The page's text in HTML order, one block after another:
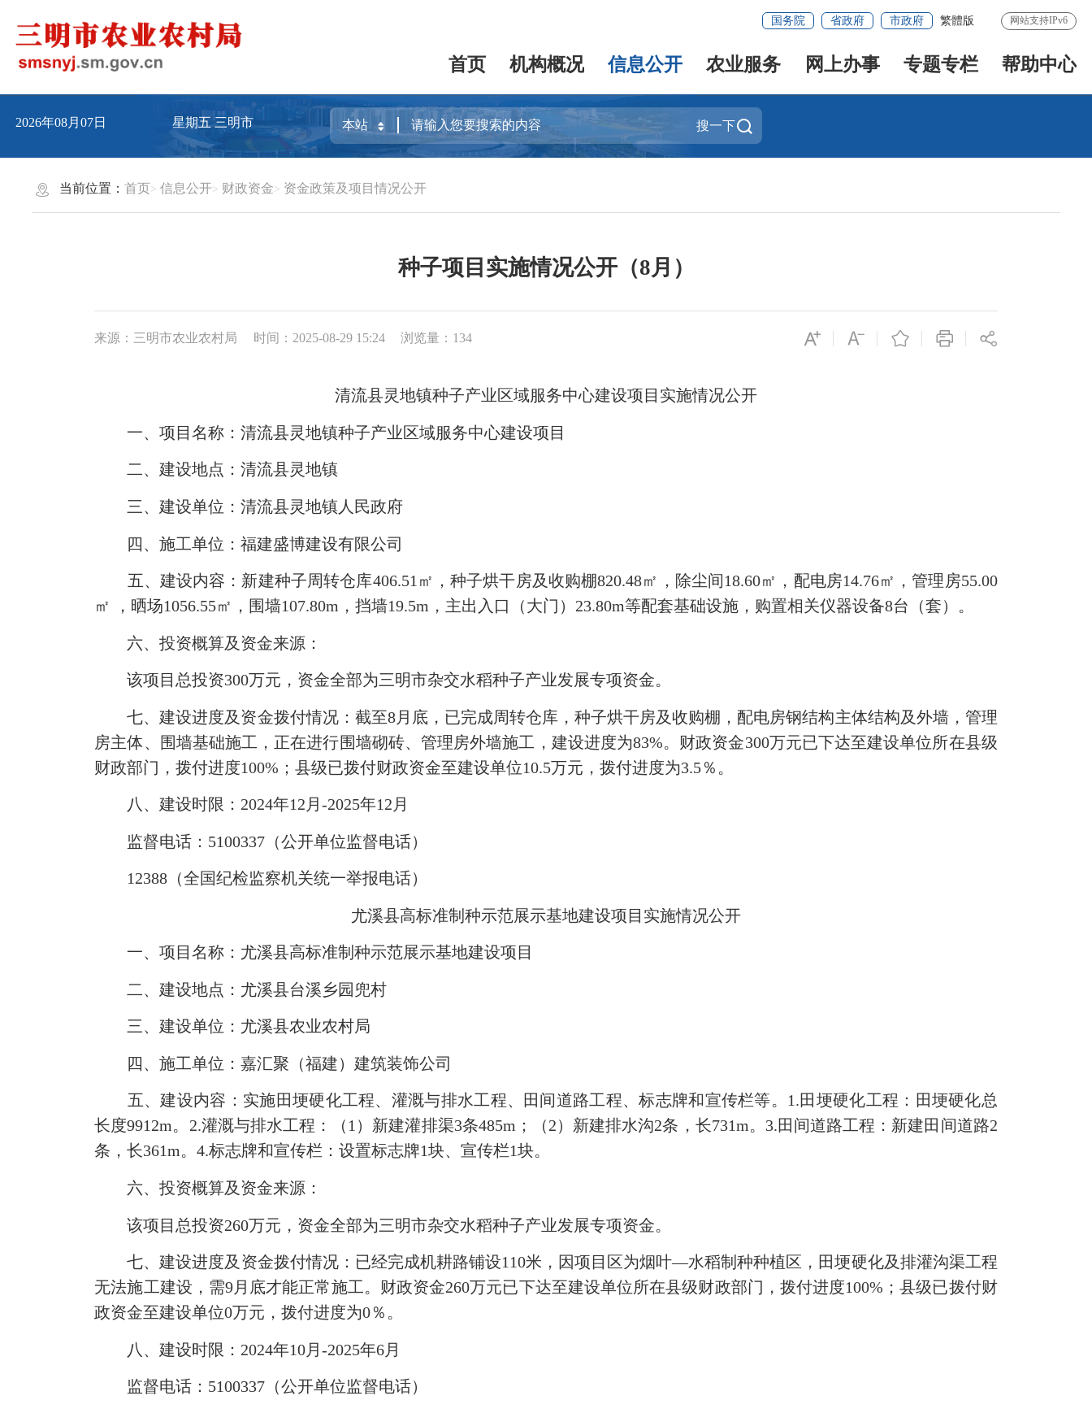
国务院 省政府 市政府 繁體版 网站支持IPv6
首页 机构概况 信息公开 农业服务 网上办事 专题专栏 帮助中心
2026年08月07日 星期五三明市 搜一下
当前位置：首页 信息公开 财政资金 资金政策及项目情况公开
种子项目实施情况公开（8月）
来源：三明市农业农村局 时间：2025-08-29 15:24 浏览量：134
清流县灵地镇种子产业区域服务中心建设项目实施情况公开
一、项目名称：清流县灵地镇种子产业区域服务中心建设项目
二、建设地点：清流县灵地镇
三、建设单位：清流县灵地镇人民政府
四、施工单位：福建盛博建设有限公司
五、建设内容：新建种子周转仓库406.51㎡，种子烘干房及收购棚820.48㎡，除尘间18.60㎡，配电房14.76㎡，管理房55.00
㎡ ，晒场1056.55㎡，围墙107.80m，挡墙19.5m，主出入口（大门）23.80m等配套基础设施，购置相关仪器设备8台（套）。
六、投资概算及资金来源：
该项目总投资300万元，资金全部为三明市杂交水稻种子产业发展专项资金。
七、建设进度及资金拨付情况：截至8月底，已完成周转仓库，种子烘干房及收购棚，配电房钢结构主体结构及外墙，管理
房主体、围墙基础施工，正在进行围墙砌砖、管理房外墙施工，建设进度为83%。财政资金300万元已下达至建设单位所在县级
财政部门，拨付进度100%；县级已拨付财政资金至建设单位10.5万元，拨付进度为3.5％。
八、建设时限：2024年12月-2025年12月
监督电话：5100337（公开单位监督电话）
12388（全国纪检监察机关统一举报电话）
尤溪县高标准制种示范展示基地建设项目实施情况公开
一、项目名称：尤溪县高标准制种示范展示基地建设项目
二、建设地点：尤溪县台溪乡园兜村
三、建设单位：尤溪县农业农村局
四、施工单位：嘉汇聚（福建）建筑装饰公司
五、建设内容：实施田埂硬化工程、灌溉与排水工程、田间道路工程、标志牌和宣传栏等。1.田埂硬化工程：田埂硬化总
长度9912m。2.灌溉与排水工程：（1）新建灌排渠3条485m；（2）新建排水沟2条，长731m。3.田间道路工程：新建田间道路2
条，长361m。4.标志牌和宣传栏：设置标志牌1块、宣传栏1块。
六、投资概算及资金来源：
该项目总投资260万元，资金全部为三明市杂交水稻种子产业发展专项资金。
七、建设进度及资金拨付情况：已经完成机耕路铺设110米，因项目区为烟叶—水稻制种种植区，田埂硬化及排灌沟渠工程
无法施工建设，需9月底才能正常施工。财政资金260万元已下达至建设单位所在县级财政部门，拨付进度100%；县级已拨付财
政资金至建设单位0万元，拨付进度为0％。
八、建设时限：2024年10月-2025年6月
监督电话：5100337（公开单位监督电话）